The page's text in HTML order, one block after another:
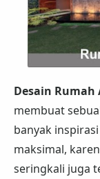
Desain
membuat
banyak
maksimal,
seringkali juga